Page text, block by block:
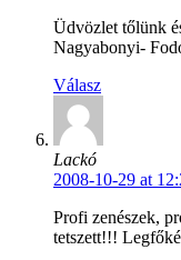
Üdvözlet tőlünk
Nagyabonyi-
Válasz
Lackó
2008-10-29 at
Profi zenészek,
tetszett!!!